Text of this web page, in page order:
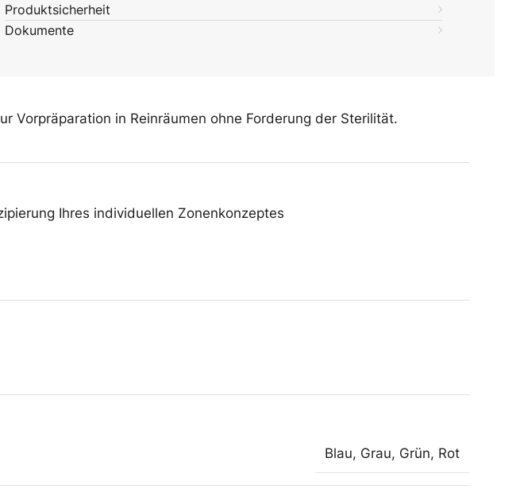
Produktsicherheit
Dokumente
Vorpräparation in Reinräumen ohne Forderung der Sterilität.
Ihres individuellen Zonenkonzeptes
Blau, Grau, Grün, Rot